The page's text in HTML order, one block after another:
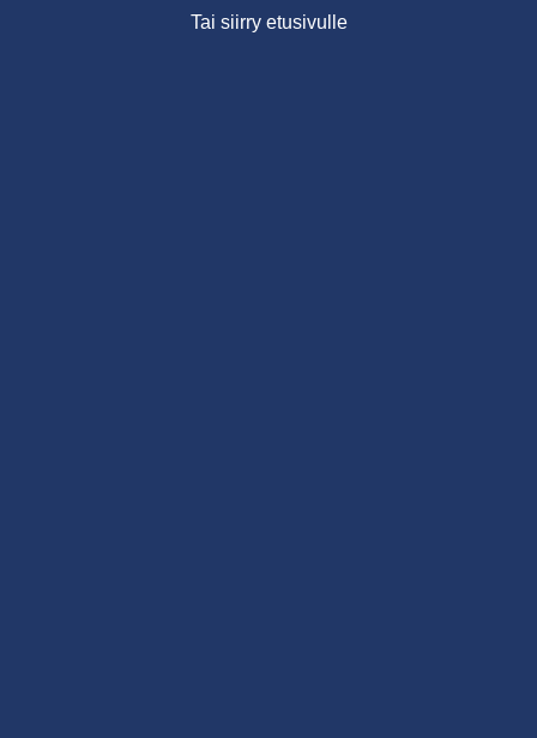
Tai siirry etusivulle